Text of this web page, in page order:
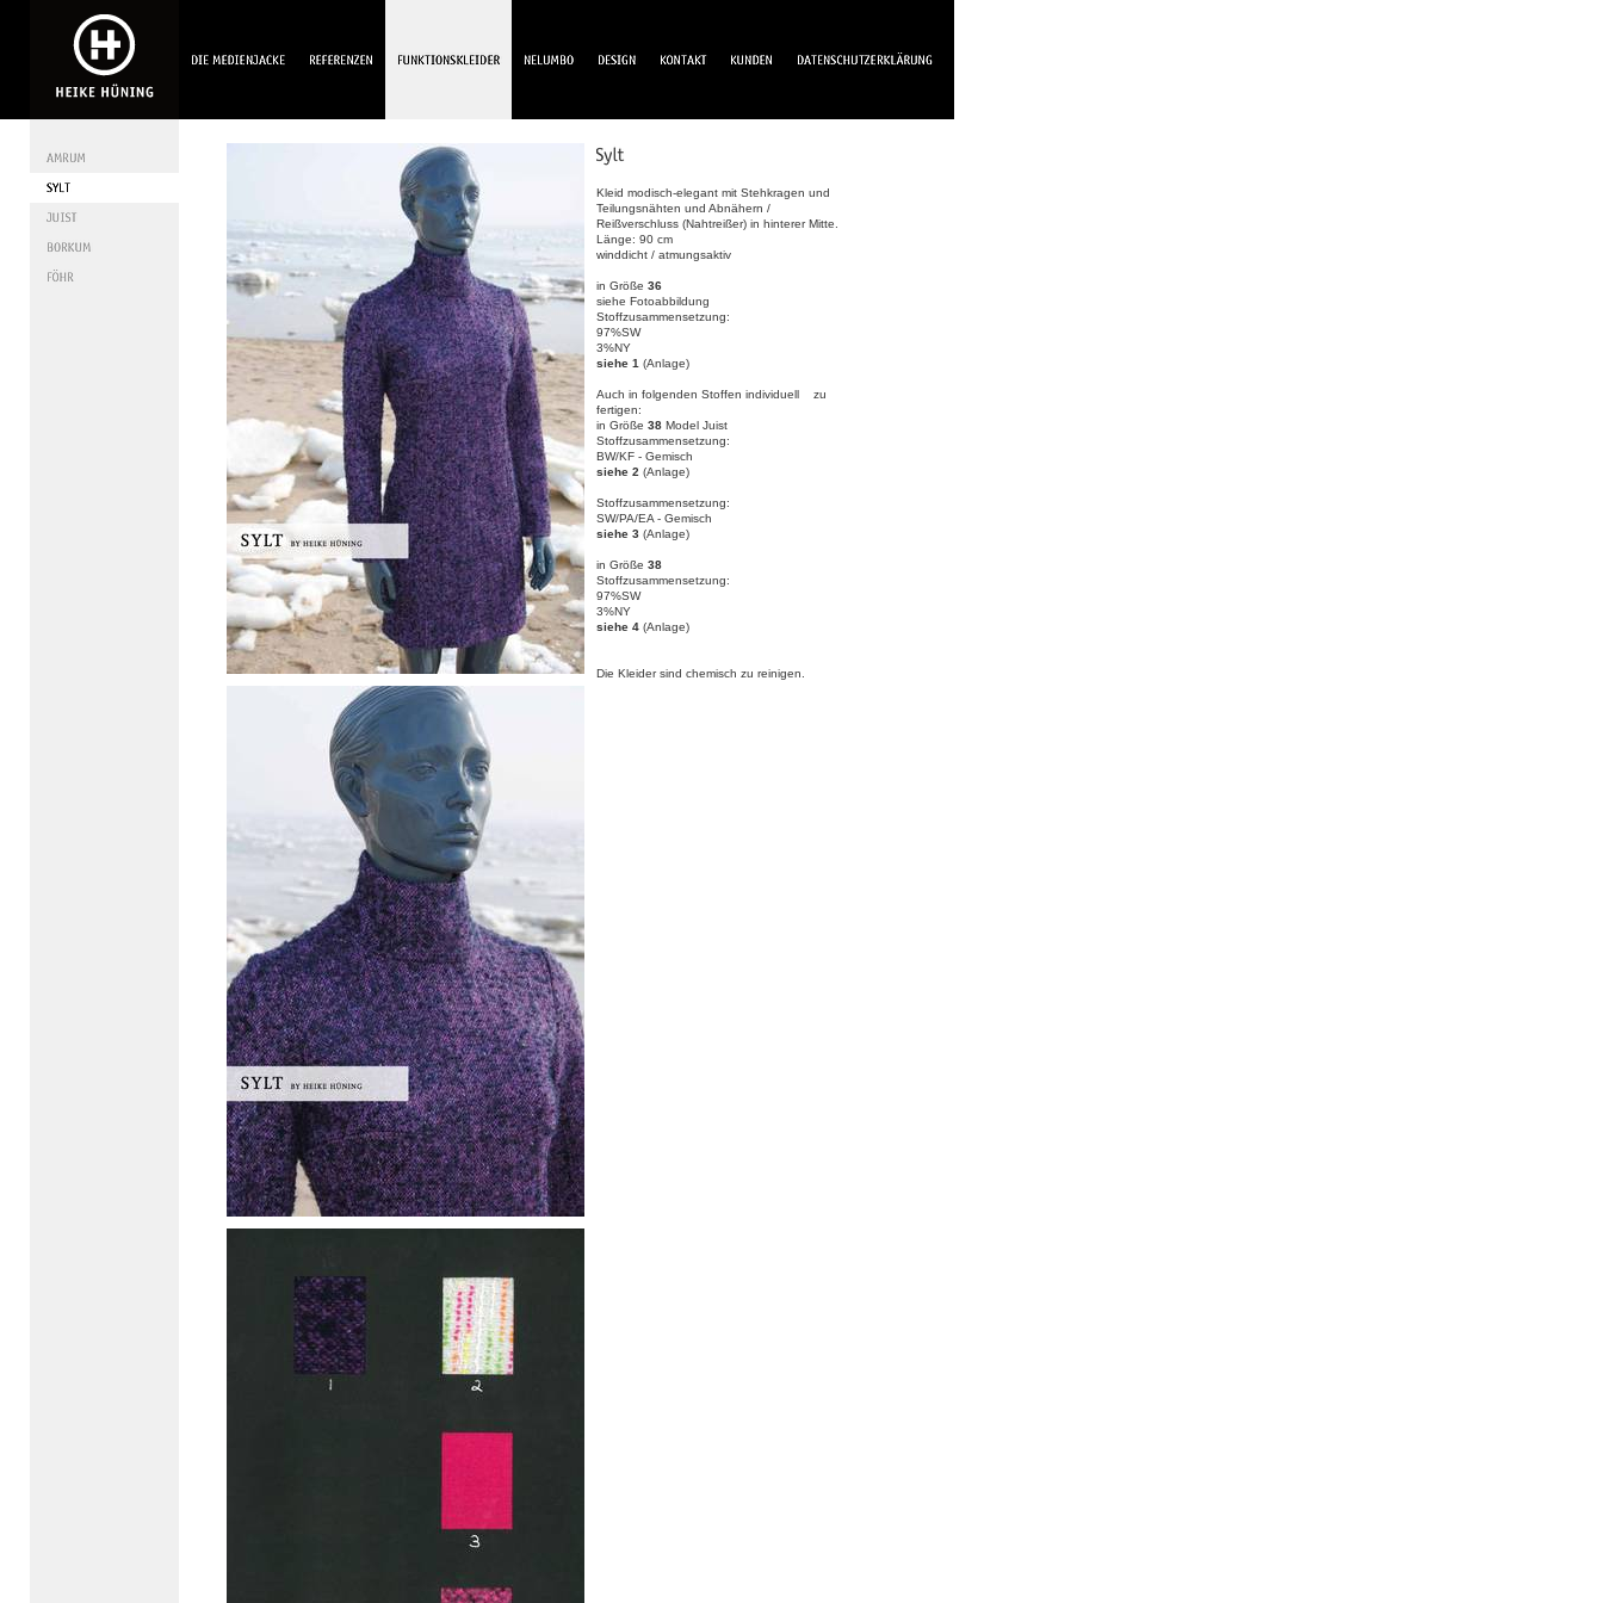
Kleid modisch-elegant mit Stehkragen und
Teilungsnähten und Abnähern /
Reißverschluss (Nahtreißer) in hinterer Mitte.
Länge: 90 cm
winddicht / atmungsaktiv
in Größe 36
siehe Fotoabbildung
Stoffzusammensetzung:
97%SW
3%NY
siehe 1 (Anlage)
Auch in folgenden Stoffen individuell zu
fertigen:
in Größe 38 Model Juist
Stoffzusammensetzung:
BW/KF - Gemisch
siehe 2 (Anlage)
Stoffzusammensetzung:
SW/PA/EA - Gemisch
siehe 3 (Anlage)
in Größe 38
Stoffzusammensetzung:
97%SW
3%NY
siehe 4 (Anlage)
Die Kleider sind chemisch zu reinigen.